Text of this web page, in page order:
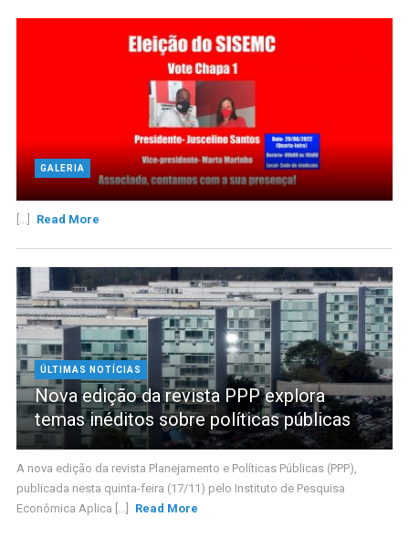
GALERIA
Read More
ÚLTIMAS NOTÍCIAS
Nova edição da revista PPP explora
temas inéditos sobre políticas públicas
A nova edição da revista Planejamento e Políticas Públicas (PPP),
publicada nesta quinta-feira (17/11) pelo Instituto de Pesquisa
Econômica Aplica [...]
Read More